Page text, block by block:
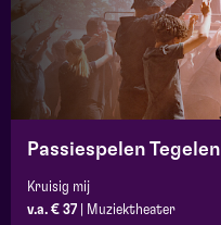
Passiespelen Tegelen
Kruisig mij
v.a. € 37
Muziektheater